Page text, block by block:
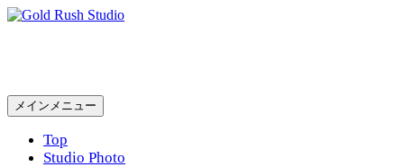
コ
へ
検
索
メインメニュー
Top
Studio Photo